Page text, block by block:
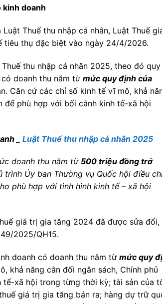
doanh
Thuế thu nhập cá nhân, Luật Thuế
tiêu thụ đặc biệt vào ngày 24/4/2026.
thu nhập cá nhân 2025, theo đó quy
doanh thu năm từ mức quy định của
Căn cứ các chỉ số kinh tế vĩ mô, khả
để phù hợp với bối cảnh kinh tế-xã hội
_ Luật Thuế thu nhập cá nhân 2025
doanh thu năm từ500 triệu đồng trở
trình Ủy ban Thường vụ Quốc hội điều
phù hợp với tình hình kinh tế – xã hội
giá trị gia tăng 2024 đã được sửa đổi,
2025/QH15.
doanh có doanh thu năm từ mức quy
khả năng cân đối ngân sách, Chính phủ
tế-xã hội trong từng thời kỳ; tài sản của
giá trị gia tăng bán ra; hàng dự trữ